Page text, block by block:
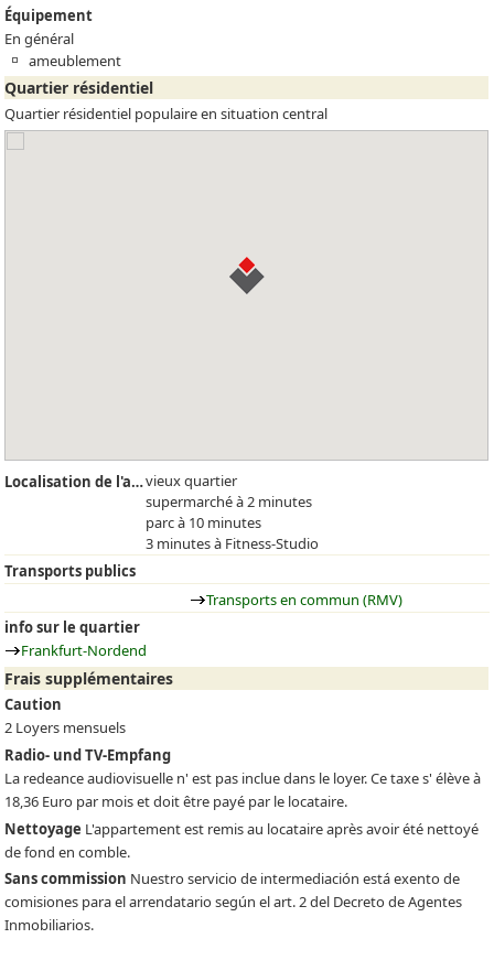
Équipement
En général
ameublement
Quartier résidentiel
Quartier résidentiel populaire en situation central
Localisation de l'appartementvieux quartier
supermarché à 2 minutes
parc à 10 minutes
3 minutes à Fitness-Studio
Transports publics
Transports en commun (RMV)
info sur le quartier
Frankfurt-Nordend
Frais supplémentaires
Caution
2 Loyers mensuels
Radio- und TV-Empfang
La redeance audiovisuelle n' est pas inclue dans le loyer. Ce taxe s' élève à
18,36 Euro par mois et doit être payé par le locataire.
Nettoyage L'appartement est remis au locataire après avoir été nettoyé
de fond en comble.
Sans commission Nuestro servicio de intermediación está exento de
comisiones para el arrendatario según el art. 2 del Decreto de Agentes
Inmobiliarios.